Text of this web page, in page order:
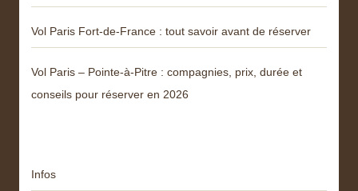
Vol Paris Fort-de-France : tout savoir avant de réserver
Vol Paris – Pointe-à-Pitre : compagnies, prix, durée et
conseils pour réserver en 2026
Infos